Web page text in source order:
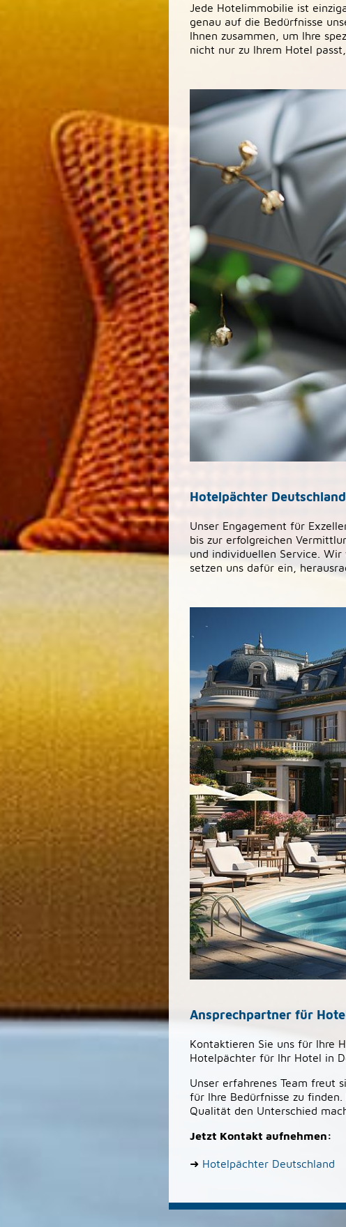
Jede Hotelimmobilie ist
genau auf die Bedürfnisse
Ihnen zusammen, um Ihre
nicht nur zu Ihrem Hotel
Hotelpächter
Unser Engagement für
bis zur erfolgreichen
und individuellen Service. Wir
setzen uns dafür ein,
Ansprechpartner für
Kontaktieren Sie uns für Ihre
Hotelpächter für Ihr Hotel in
Unser erfahrenes Team freut
für Ihre Bedürfnisse zu
Qualität den Unterschied
Jetzt Kontakt aufnehmen:
➜ Hotelpächter Deutschland